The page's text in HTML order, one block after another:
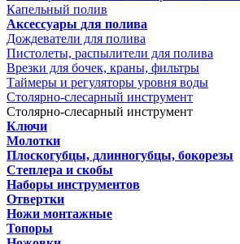
Капельный полив
Аксессуары для полива
Дождеватели для полива
Пистолеты, распылители для полива
Врезки для бочек, краны, фильтры
Таймеры и регуляторы уровня воды
Столярно-слесарный инструмент
Столярно-слесарный инструмент
Ключи
Молотки
Плоскогубцы, длинногубцы, бокорезы
Степлера и скобы
Наборы инструментов
Отвертки
Ножи монтажные
Топоры